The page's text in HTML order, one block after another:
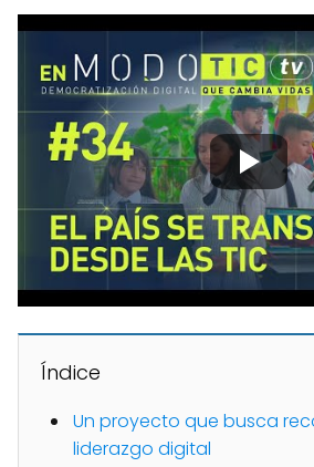
Índice
Un proyecto que busca
liderazgo digital